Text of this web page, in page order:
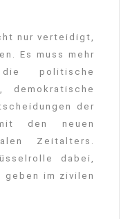
nur verteidigt,
Es muss mehr
politische
demokratische
der
den neuen
Zeitalters.
dabei,
geben im zivilen